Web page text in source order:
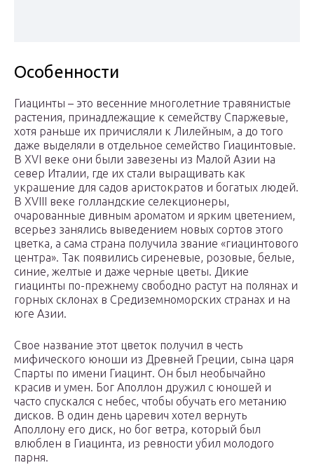
Особенности
Гиацинты – это весенние многолетние травянистые
растения, принадлежащие к семейству Спаржевые,
хотя раньше их причисляли к Лилейным, а до того
даже выделяли в отдельное семейство Гиацинтовые.
В XVI веке они были завезены из Малой Азии на
север Италии, где их стали выращивать как
украшение для садов аристократов и богатых людей.
В XVIII веке голландские селекционеры,
очарованные дивным ароматом и ярким цветением,
всерьез занялись выведением новых сортов этого
цветка, а сама страна получила звание «гиацинтового
центра». Так появились сиреневые, розовые, белые,
синие, желтые и даже черные цветы. Дикие
гиацинты по-прежнему свободно растут на полянах и
горных склонах в Средиземноморских странах и на
юге Азии.
Свое название этот цветок получил в честь
мифического юноши из Древней Греции, сына царя
Спарты по имени Гиацинт. Он был необычайно
красив и умен. Бог Аполлон дружил с юношей и
часто спускался с небес, чтобы обучать его метанию
дисков. В один день царевич хотел вернуть
Аполлону его диск, но бог ветра, который был
влюблен в Гиацинта, из ревности убил молодого
парня.